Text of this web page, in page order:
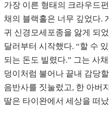
가장 이른 형태의 크라우드
채의 블랙홀은 너무 깊었다.
귀 신경모세포종을 앓게 되
달러부터 시작했다. “할 수
되는 돈도 빌렸다.” 그는 사
덩이처럼 불어나 끝내 감당
음반사를 짓눌렀고, 한 아버
딸은 타이완에서 세상을 떠